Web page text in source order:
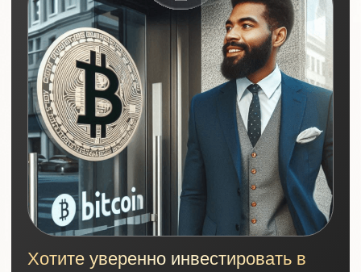
Готовы зарабатывать при помощи
криптовалютыобдуманно,
взвешенно и дозволенными
методами
Чему вы